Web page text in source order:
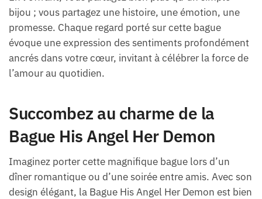
bijou ; vous partagez une histoire, une émotion, une
promesse. Chaque regard porté sur cette bague
évoque une expression des sentiments profondément
ancrés dans votre cœur, invitant à célébrer la force de
l’amour au quotidien.
Succombez au charme de la
Bague His Angel Her Demon
Imaginez porter cette magnifique bague lors d’un
dîner romantique ou d’une soirée entre amis. Avec son
design élégant, la Bague His Angel Her Demon est bien